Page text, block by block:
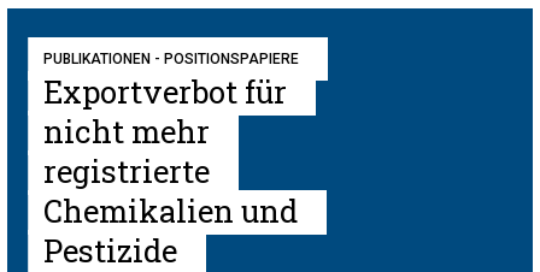
PUBLIKATIONEN - POSITIONSPAPIERE
Exportverbot für
nicht mehr
registrierte
Chemikalien und
Pestizide